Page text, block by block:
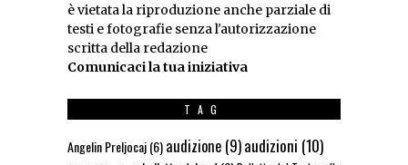
è vietata la riproduzione anche parziale di
testi e fotografie senza l'autorizzazione
scritta della redazione
Comunicaci la tua iniziativa
TAG
Angelin Preljocaj(6)audizione (9)audizioni (10)